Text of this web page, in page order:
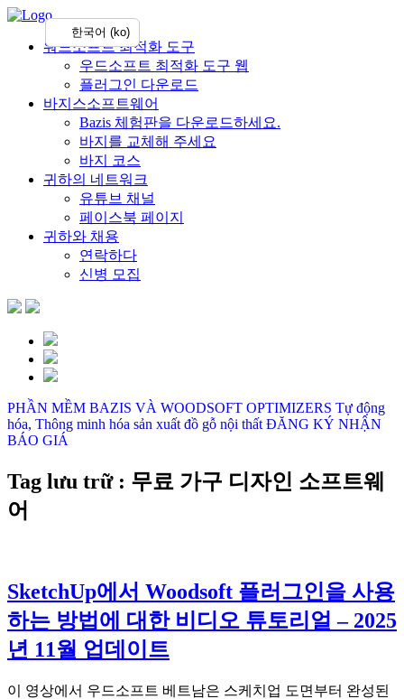
워드소프트 최적화 도구
우드소프트 최적화 도구 웹
플러그인 다운로드
바지스소프트웨어
Bazis 체험판을 다운로드하세요.
바지를 교체해 주세요
바지 코스
귀하의 네트워크
유튜브 채널
페이스북 페이지
귀하와 채용
연락하다
신병 모집
PHẦN MỀM BAZIS VÀ WOODSOFT OPTIMIZERS Tự động
hóa, Thông minh hóa sản xuất đồ gỗ nội thất ĐĂNG KÝ NHẬN
BÁO GIÁ
Tag lưu trữ : 무료 가구 디자인 소프트웨
어
SketchUp에서 Woodsoft 플러그인을 사용
하는 방법에 대한 비디오 튜토리얼 – 2025
년 11월 업데이트
이 영상에서 우드소프트 베트남은 스케치업 도면부터 완성된
한국어 (ko)